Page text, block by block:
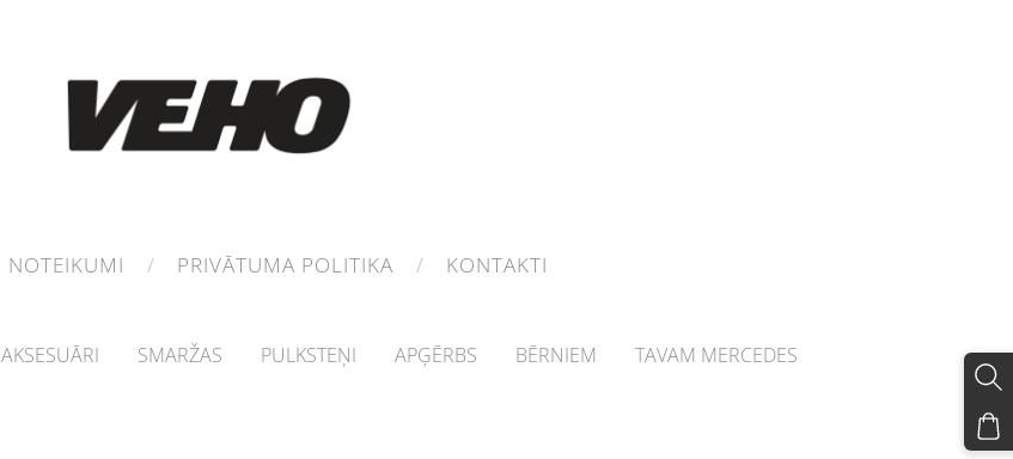
NOTEIKUMI PRIVĀTUMA POLITIKA KONTAKTI
AKSESUĀRI SMARŽAS PULKSTEŅI APĢĒRBS BĒRNIEM TAVAM MERCEDES